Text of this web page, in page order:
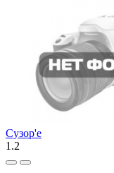
Сузор'е
1.2